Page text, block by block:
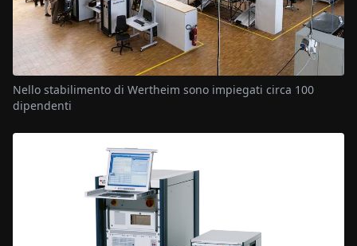
Nello stabilimento di Wertheim sono impiegati circa 100
dipendenti